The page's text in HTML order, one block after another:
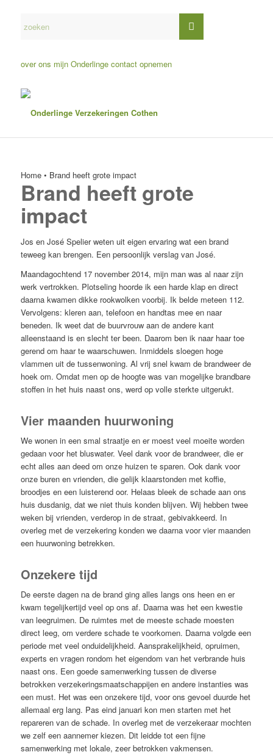
over ons mijn Onderlinge contact opnemen
Home• Brand heeft grote impact
Brand heeft grote
impact
Jos en José Spelier weten uit eigen ervaring wat een brand
teweeg kan brengen. Een persoonlijk verslag van José.
Maandagochtend 17 november 2014, mijn man was al naar zijn
werk vertrokken. Plotseling hoorde ik een harde klap en direct
daarna kwamen dikke rookwolken voorbij. Ik belde meteen 112.
Vervolgens: kleren aan, telefoon en handtas mee en naar
beneden. Ik weet dat de buurvrouw aan de andere kant
alleenstaand is en slecht ter been. Daarom ben ik naar haar toe
gerend om haar te waarschuwen. Inmiddels sloegen hoge
vlammen uit de tussenwoning. Al vrij snel kwam de brandweer de
hoek om. Omdat men op de hoogte was van mogelijke brandbare
stoffen in het huis naast ons, werd op volle sterkte uitgerukt.
Vier maanden huurwoning
We wonen in een smal straatje en er moest veel moeite worden
gedaan voor het bluswater. Veel dank voor de brandweer, die er
echt alles aan deed om onze huizen te sparen. Ook dank voor
onze buren en vrienden, die gelijk klaarstonden met koffie,
broodjes en een luisterend oor. Helaas bleek de schade aan ons
huis dusdanig, dat we niet thuis konden blijven. Wij hebben twee
weken bij vrienden, verderop in de straat, gebivakkeerd. In
overleg met de verzekering konden we daarna voor vier maanden
een huurwoning betrekken.
Onzekere tijd
De eerste dagen na de brand ging alles langs ons heen en er
kwam tegelijkertijd veel op ons af. Daarna was het een kwestie
van leegruimen. De ruimtes met de meeste schade moesten
direct leeg, om verdere schade te voorkomen. Daarna volgde een
periode met veel onduidelijkheid. Aansprakelijkheid, opruimen,
experts en vragen rondom het eigendom van het verbrande huis
naast ons. Een goede samenwerking tussen de diverse
betrokken verzekeringsmaatschappijen en andere instanties was
een must. Het was een onzekere tijd, voor ons gevoel duurde het
allemaal erg lang. Pas eind januari kon men starten met het
repareren van de schade. In overleg met de verzekeraar mochten
we zelf een aannemer kiezen. Dit leidde tot een fijne
samenwerking met lokale, zeer betrokken vakmensen.